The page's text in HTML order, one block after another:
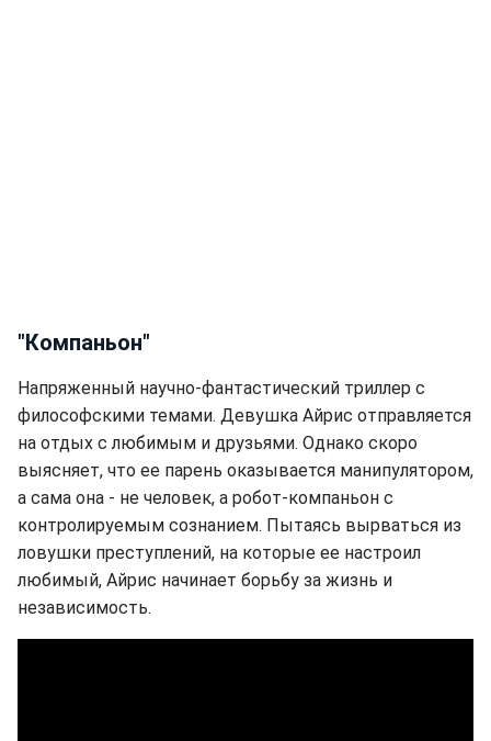
"Компаньон"
Напряженный научно-фантастический триллер с
философскими темами. Девушка Айрис отправляется
на отдых с любимым и друзьями. Однако скоро
выясняет, что ее парень оказывается манипулятором,
а сама она - не человек, а робот-компаньон с
контролируемым сознанием. Пытаясь вырваться из
ловушки преступлений, на которые ее настроил
любимый, Айрис начинает борьбу за жизнь и
независимость.